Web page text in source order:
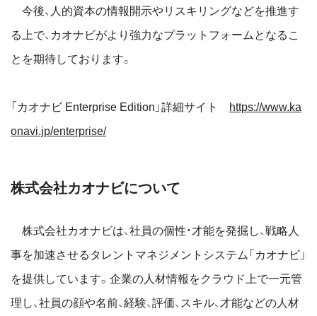
今後、人的資本の情報開示やリスキリングなどを推進す
る上で、カオナビがより強力なプラットフォームとなるこ
とを期待しております。
「カオナビ Enterprise Edition」詳細サイト https://www.ka
onavi.jp/enterprise/
株式会社カオナビについて
株式会社カオナビは、社員の個性・才能を発掘し、戦略人
事を加速させるタレントマネジメントシステム「カオナビ」
を提供しています。企業の人材情報をクラウド上で一元管
理し、社員の顔や名前、経験、評価、スキル、才能などの人材